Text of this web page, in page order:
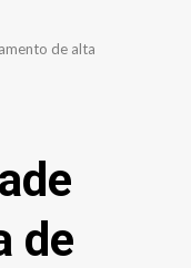
de alta
de